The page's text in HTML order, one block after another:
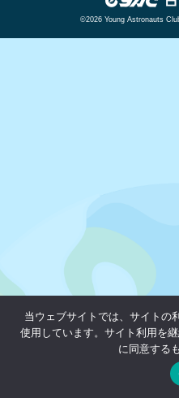
©2026 Young Astronauts
当ウェブサイトでは、サイトの
使用しています。サイト利用を
に同意する